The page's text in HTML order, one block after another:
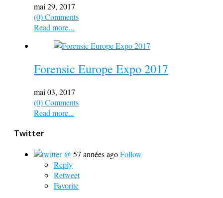
mai 29, 2017
(0) Comments
Read more...
Forensic Europe Expo 2017
mai 03, 2017
(0) Comments
Read more...
Twitter
@ 57 années agoFollow
Reply
Retweet
Favorite